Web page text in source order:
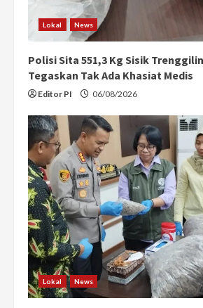
Lokal News
Polisi Sita 551,3 Kg Sisik
Tegaskan Tak Ada Khasiat Medis
Editor PI 06/08/2026
Lokal News